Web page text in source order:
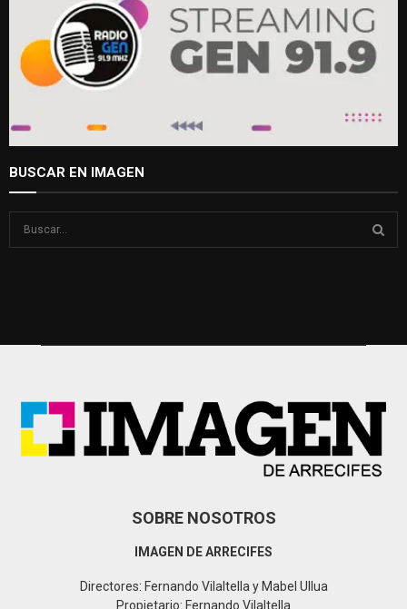
BUSCAR EN IMAGEN
SOBRE NOSOTROS
IMAGEN DE ARRECIFES
Directores: Fernando Vilaltella y Mabel Ullua
Propietario: Fernando Vilaltella